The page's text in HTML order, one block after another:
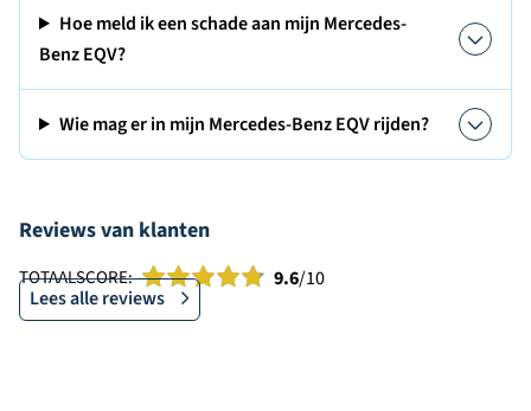
Hoe meld ik een schade aan mijn Mercedes-
Benz EQV?
Wie mag er in mijn Mercedes-Benz EQV rijden?
Reviews van klanten
TOTAALSCORE: 9.6/10
Lees alle reviews